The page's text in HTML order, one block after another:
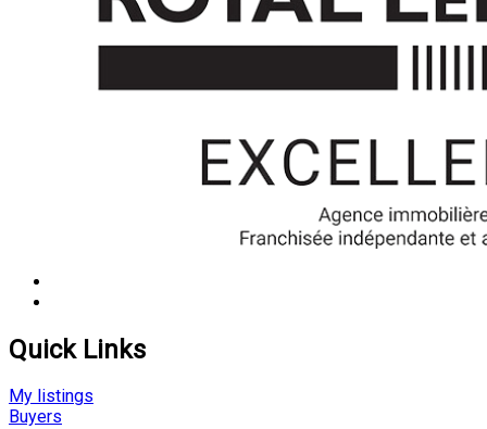
Quick Links
My listings
Buyers